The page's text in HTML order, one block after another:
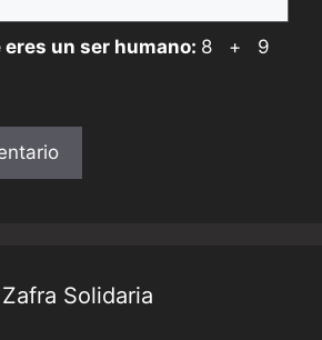
un ser humano: 8 + 9
Solidaria